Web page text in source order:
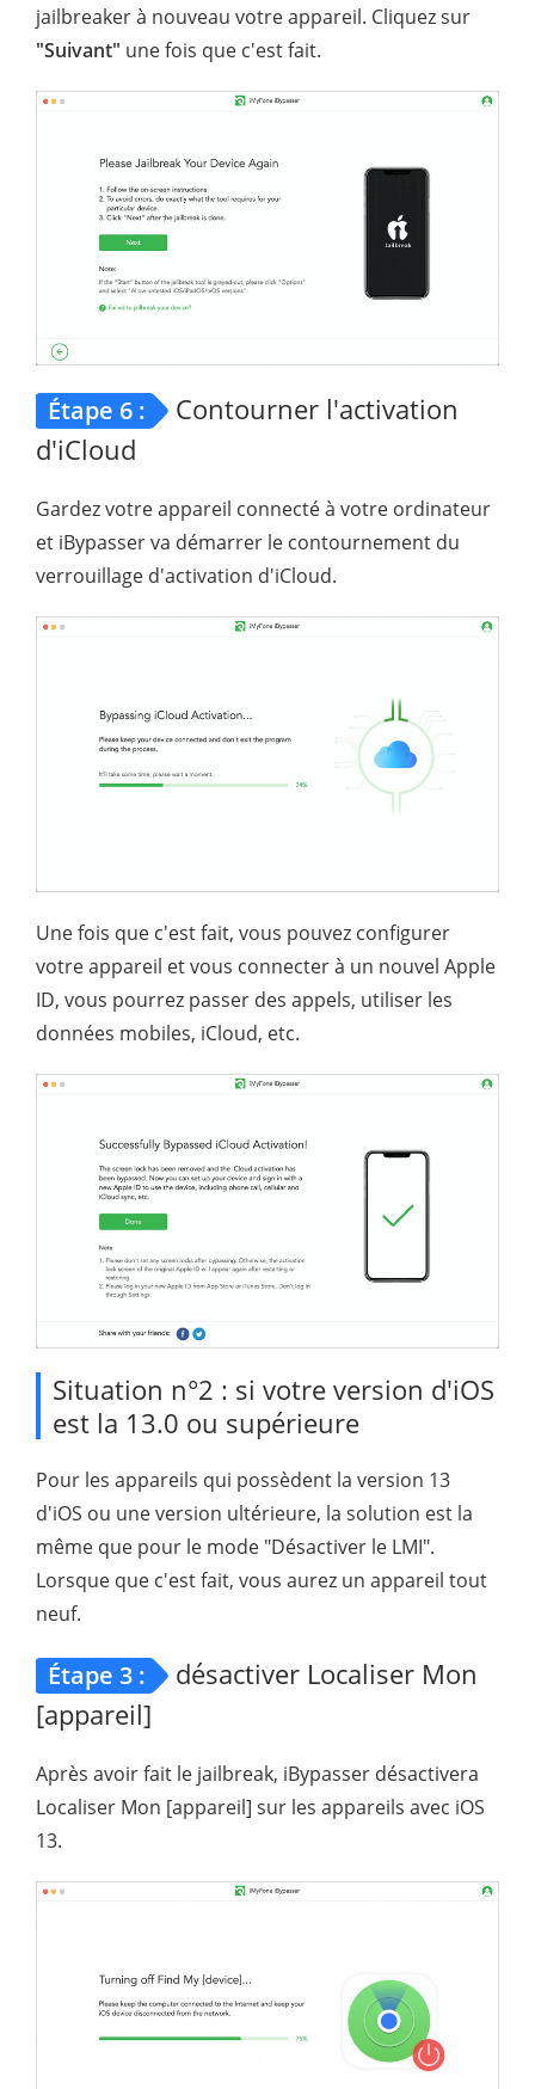
jailbreaker à nouveau votre appareil. Cliquez sur
"Suivant" une fois que c'est fait.
Étape 6 :
Contourner l'activation
d'iCloud
Gardez votre appareil connecté à votre ordinateur
et iBypasser va démarrer le contournement du
verrouillage d'activation d'iCloud.
Une fois que c'est fait, vous pouvez configurer
votre appareil et vous connecter à un nouvel Apple
ID, vous pourrez passer des appels, utiliser les
données mobiles, iCloud, etc.
Situation n°2 : si votre version d'iOS
est la 13.0 ou supérieure
Pour les appareils qui possèdent la version 13
d'iOS ou une version ultérieure, la solution est la
même que pour le mode "Désactiver le LMI".
Lorsque que c'est fait, vous aurez un appareil tout
neuf.
Étape 3 :
désactiver Localiser Mon
[appareil]
Après avoir fait le jailbreak, iBypasser désactivera
Localiser Mon [appareil] sur les appareils avec iOS
13.